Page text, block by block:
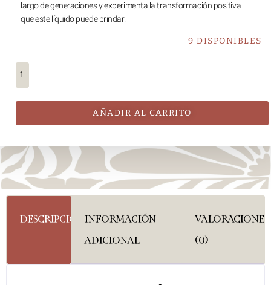
largo de generaciones y experimenta la transformación positiva
que este líquido puede brindar.
9 DISPONIBLES
AÑADIR AL CARRITO
DESCRIPCIÓN INFORMACIÓN
ADICIONAL
VALORACIONES
(0)